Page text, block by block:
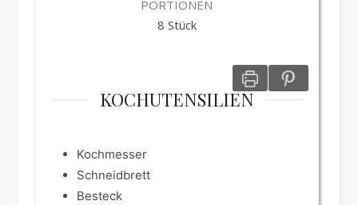
PORTIONEN
8 Stück
KOCHUTENSILIEN
Kochmesser
Schneidbrett
Besteck